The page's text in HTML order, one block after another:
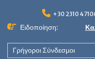
content
+30 2310
Ειδοποίηση:
Γρήγοροι Σύνδεσμοι